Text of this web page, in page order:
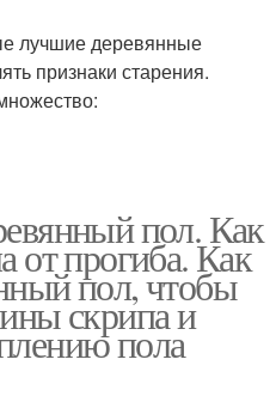
лучшие деревянные
признаки старения.
пол. Как
от прогиба. Как
пол, чтобы
скрипа и
пола